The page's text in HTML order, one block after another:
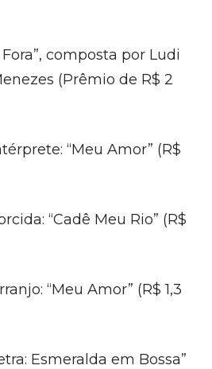
Fora”, composta por Ludi
(Prêmio de R$ 2
“Meu Amor” (R$
“Cadê Meu Rio” (R$
“Meu Amor” (R$ 1,3
Esmeralda em Bossa”